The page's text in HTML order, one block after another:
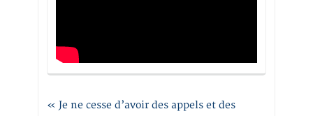
« Je ne cesse d’avoir des appels et des